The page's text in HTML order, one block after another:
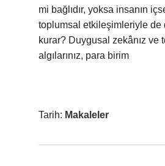
mi bağlıdır, yoksa insanın
toplumsal etkileşimleriyle de
kurar? Duygusal zekânız ve
algılarınız, para birim
Tarih: Makaleler